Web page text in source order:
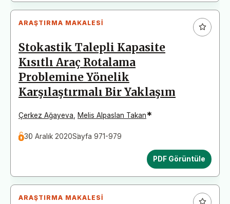
ARAŞTIRMA MAKALESI
Stokastik Talepli Kapasite
Kısıtlı Araç Rotalama
Problemine Yönelik
Karşılaştırmalı Bir Yaklaşım
Çerkez Ağayeva Melis Alpaslan Takan*
30 Aralık 2020Sayfa 971-979
PDF Görüntüle
ARAŞTIRMA MAKALESI